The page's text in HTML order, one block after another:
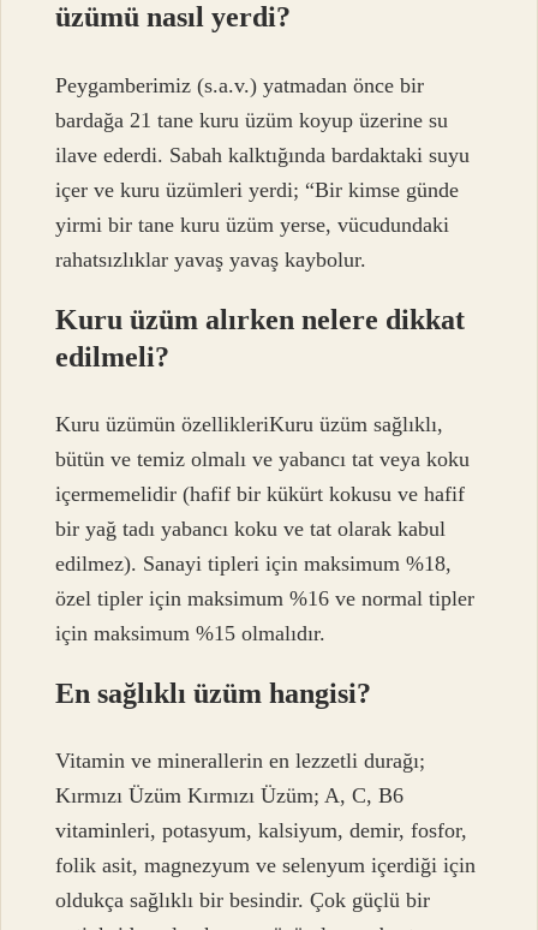
üzümü nasıl yerdi?
Peygamberimiz (s.a.v.) yatmadan önce bir
bardağa 21 tane kuru üzüm koyup üzerine su
ilave ederdi. Sabah kalktığında bardaktaki suyu
içer ve kuru üzümleri yerdi; “Bir kimse günde
yirmi bir tane kuru üzüm yerse, vücudundaki
rahatsızlıklar yavaş yavaş kaybolur.
Kuru üzüm alırken nelere dikkat
edilmeli?
Kuru üzümün özellikleriKuru üzüm sağlıklı,
bütün ve temiz olmalı ve yabancı tat veya koku
içermemelidir (hafif bir kükürt kokusu ve hafif
bir yağ tadı yabancı koku ve tat olarak kabul
edilmez). Sanayi tipleri için maksimum %18,
özel tipler için maksimum %16 ve normal tipler
için maksimum %15 olmalıdır.
En sağlıklı üzüm hangisi?
Vitamin ve minerallerin en lezzetli durağı;
Kırmızı Üzüm Kırmızı Üzüm; A, C, B6
vitaminleri, potasyum, kalsiyum, demir, fosfor,
folik asit, magnezyum ve selenyum içerdiği için
oldukça sağlıklı bir besindir. Çok güçlü bir